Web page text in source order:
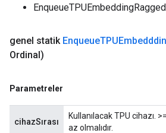
genel statik Enqueue
Ordinal)
Parametreler
cihazSırası
Kullanılacak TPU cihazı.
az olmalıdır.